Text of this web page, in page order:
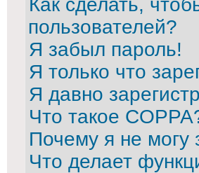
Как сделать,
пользователей?
Я забыл пароль!
Я только что
Я давно
Что такое
Почему я не могу
Что делает